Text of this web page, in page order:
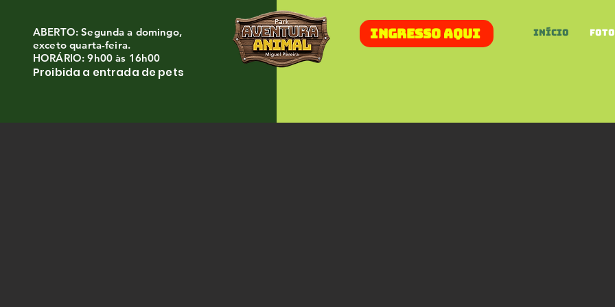
ABERTO: Segunda a domingo,
exceto quarta-feira.
HORÁRIO: 9h00 às 16h00
Proibida a entrada de pets
INGRESSO AQUI Início